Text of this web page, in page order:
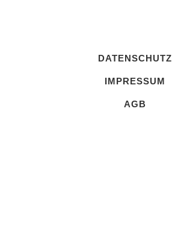
DATENSCHUTZ
IMPRESSUM
AGB